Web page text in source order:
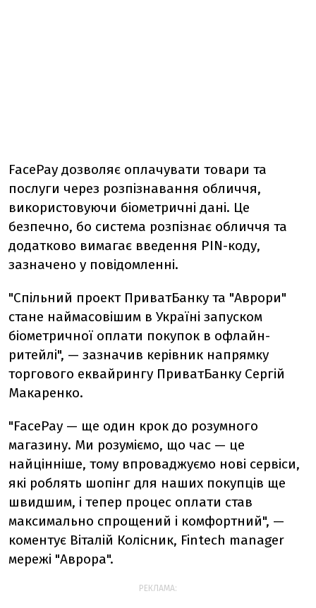
FacePay дозволяє оплачувати товари та
послуги через розпізнавання обличчя,
використовуючи біометричні дані. Це
безпечно, бо система розпізнає обличчя та
додатково вимагає введення PIN-коду,
зазначено у повідомленні.
"Спільний проект ПриватБанку та "Аврори"
стане наймасовішим в Україні запуском
біометричної оплати покупок в офлайн-
ритейлі", — зазначив керівник напрямку
торгового еквайрингу ПриватБанку Сергій
Макаренко.
"FacePay — ще один крок до розумного
магазину. Ми розуміємо, що час — це
найцінніше, тому впроваджуємо нові сервіси,
які роблять шопінг для наших покупців ще
швидшим, і тепер процес оплати став
максимально спрощений і комфортний", —
коментує Віталій Колісник, Fintech manager
мережі "Аврора".
РЕКЛАМА: